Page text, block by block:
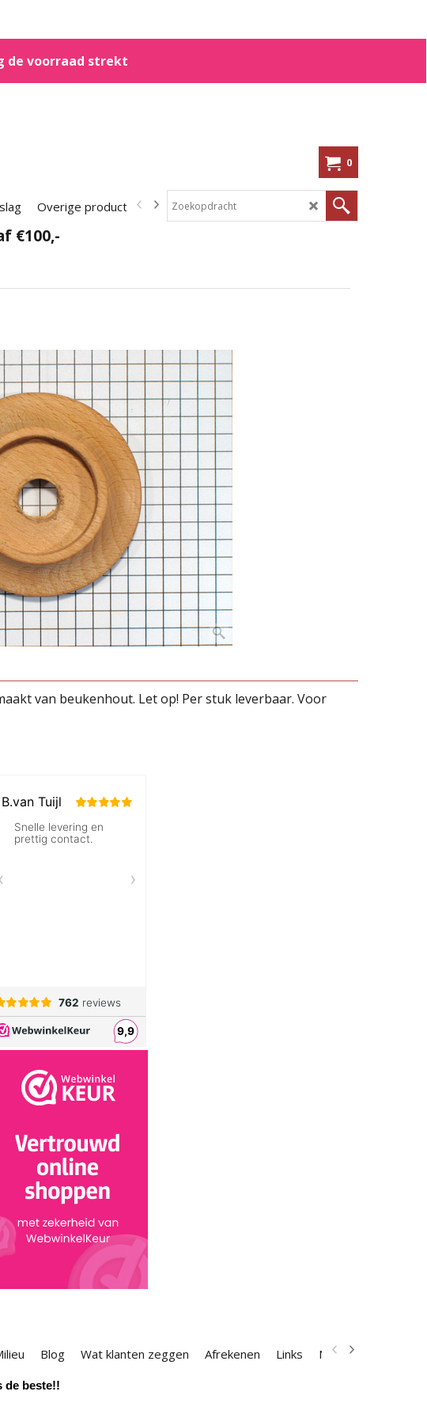
de voorraad strekt
0
Overige producten In de aanbieding! Kennisbank Shoppen op
€100,-
van beukenhout. Let op! Per stuk leverbaar. Voor
Blog Wat klanten zeggen Afrekenen Links Nieuwsbrief
de beste!!